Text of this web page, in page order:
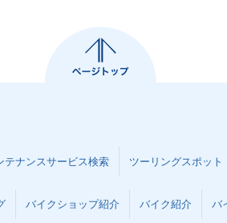
テナンスサービス検索 ツーリングスポット
バイクショップ紹介 バイク紹介 バ